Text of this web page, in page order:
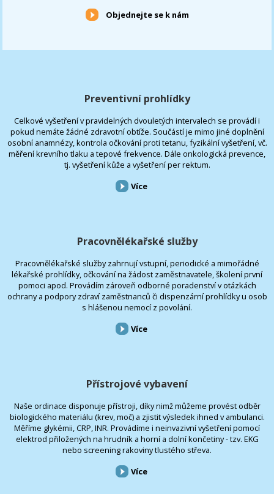
Objednejte se k nám
Preventivní prohlídky
Celkové vyšetření v pravidelných dvouletých intervalech se provádí i
pokud nemáte žádné zdravotní obtíže. Součástí je mimo jiné doplnění
osobní anamnézy, kontrola očkování proti tetanu, fyzikální vyšetření, vč.
měření krevního tlaku a tepové frekvence. Dále onkologická prevence,
tj. vyšetření kůže a vyšetření per rektum.
Více
Pracovnělékařské služby
Pracovnělékařské služby zahrnují vstupní, periodické a mimořádné
lékařské prohlídky, očkování na žádost zaměstnavatele, školení první
pomoci apod. Provádím zároveň odborné poradenství v otázkách
ochrany a podpory zdraví zaměstnanců či dispenzární prohlídky u osob
s hlášenou nemocí z povolání.
Více
Přístrojové vybavení
Naše ordinace disponuje přístroji, díky nimž můžeme provést odběr
biologického materiálu (krev, moč) a zjistit výsledek ihned v ambulanci.
Měříme glykémii, CRP, INR. Provádíme i neinvazivní vyšetření pomocí
elektrod přiložených na hrudník a horní a dolní končetiny - tzv. EKG
nebo screening rakoviny tlustého střeva.
Více